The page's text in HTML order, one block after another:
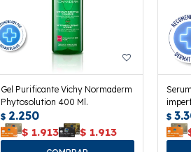
Gel Purificante Vichy Normaderm
Phytosolution 400 Ml.
$ 2.250
$ 1.913 $ 1.913
$